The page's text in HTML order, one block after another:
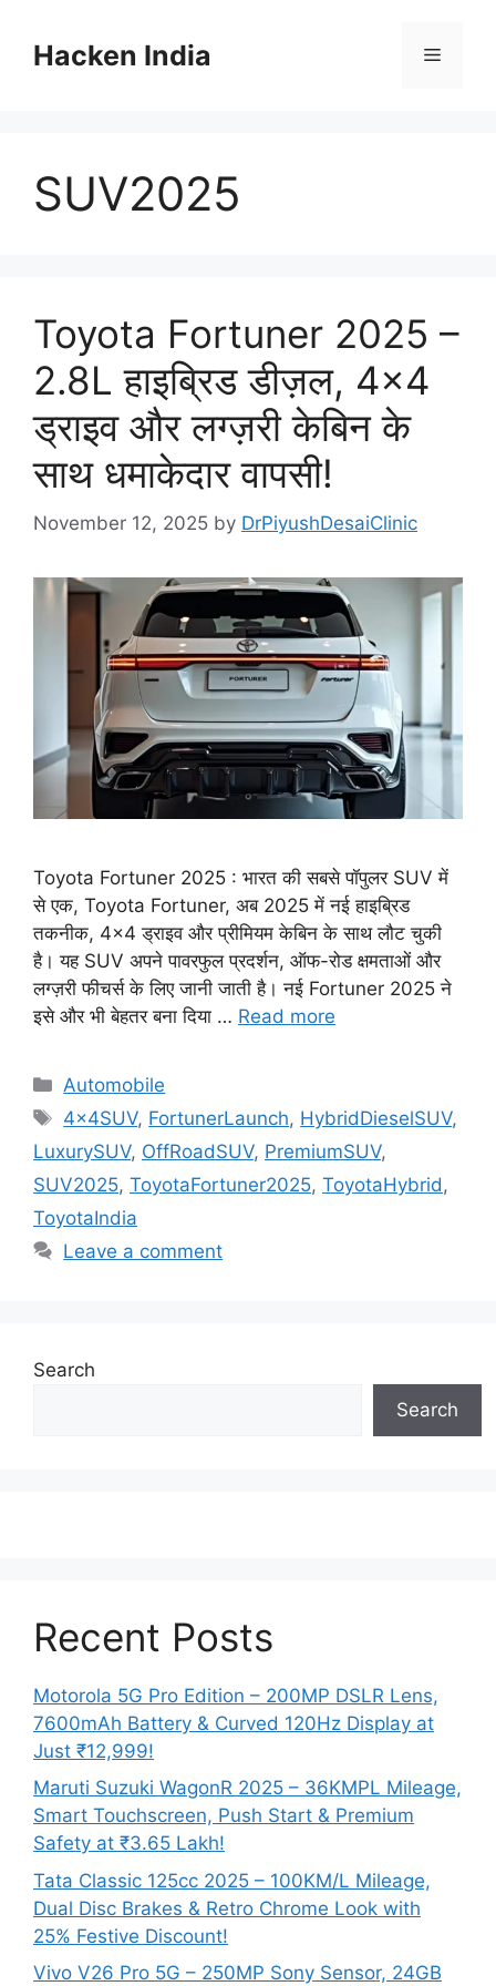
contentHacken India Menu
SUV2025
Toyota Fortuner 2025 –
2.8L हाइब्रिड डीज़ल, 4×4
ड्राइव और लग्ज़री केबिन के
साथ धमाकेदार वापसी!
November 12, 2025 by DrPiyushDesaiClinic
Toyota Fortuner 2025 : भारत की सबसे पॉपुलर SUV में
से एक, Toyota Fortuner, अब 2025 में नई हाइब्रिड
तकनीक, 4×4 ड्राइव और प्रीमियम केबिन के साथ लौट चुकी
है। यह SUV अपने पावरफुल प्रदर्शन, ऑफ-रोड क्षमताओं और
लग्ज़री फीचर्स के लिए जानी जाती है। नई Fortuner 2025 ने
इसे और भी बेहतर बना दिया … Read more
Categories
Automobile
Tags
4x4SUV, FortunerLaunch, HybridDieselSUV,
LuxurySUV, OffRoadSUV, PremiumSUV,
SUV2025, ToyotaFortuner2025, ToyotaHybrid ,
ToyotaIndia
Leave a comment
Search
Search
Recent Posts
Motorola 5G Pro Edition – 200MP DSLR Lens,
7600mAh Battery & Curved 120Hz Display at
Just ₹12,999!
Maruti Suzuki WagonR 2025 – 36KMPL Mileage,
Smart Touchscreen, Push Start & Premium
Safety at ₹3.65 Lakh!
Tata Classic 125cc 2025 – 100KM/L Mileage,
Dual Disc Brakes & Retro Chrome Look with
25% Festive Discount!
Vivo V26 Pro 5G – 250MP Sony Sensor, 24GB